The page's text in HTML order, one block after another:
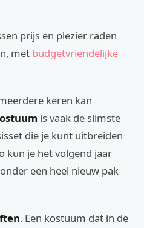
prijs en plezier raden
met budgetvriendelijke
keren kan
is vaak de slimste
die je kunt uitbreiden
kun je het volgend jaar
een heel nieuw pak
. Een kostuum dat in de